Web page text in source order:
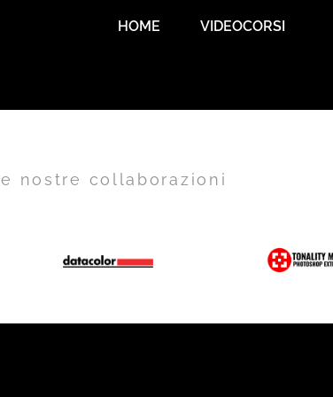
HOME VIDEOCORSI
nostre collaborazioni